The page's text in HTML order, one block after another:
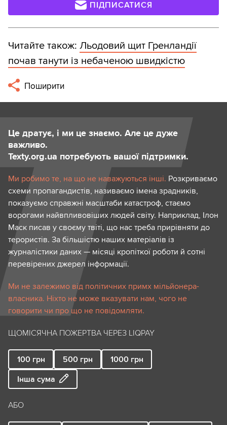
ПІДПИСАТИСЯ
Читайте також: Льодовий щит Гренландії
почав танути із небаченою швидкістю
Поширити
Це дратує, і ми це знаємо. Але це дуже
важливо.
Texty.org.ua потребують вашої підтримки.
Ми робимо те, на що не наважуються інші. Розкриваємо
схеми пропагандистів, називаємо імена зрадників,
показуємо справжні масштаби катастроф, стаємо
ворогами найвпливовіших людей світу. Наприклад, Ілон
Маск писав у своєму твіті, що нас треба прирівняти до
терористів. За більшістю наших матеріалів із
журналістики даних — місяці кропіткої роботи й сотні
перевірених джерел інформації.
Ми не залежимо від політичних примх мільйонера-
власника. Ніхто не може вказувати нам, чого не
говорити чи про що не повідомляти.
ЩОМІСЯЧНА ПОЖЕРТВА ЧЕРЕЗ LIQPAY
100 грн 500 грн 1000 грн
Інша сума
АБО